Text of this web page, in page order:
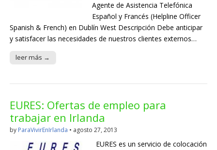
Agente de Asistencia Telefónica
Español y Francés (Helpline Officer
Spanish & French) en Dublín West Descripción Debe anticipar
y satisfacer las necesidades de nuestros clientes externos…
leer más →
EURES: Ofertas de empleo para
trabajar en Irlanda
by ParaVivirEnIrlanda • agosto 27, 2013
EURES es un servicio de colocación